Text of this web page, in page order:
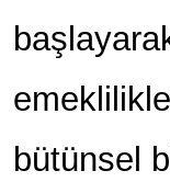
bütünsel